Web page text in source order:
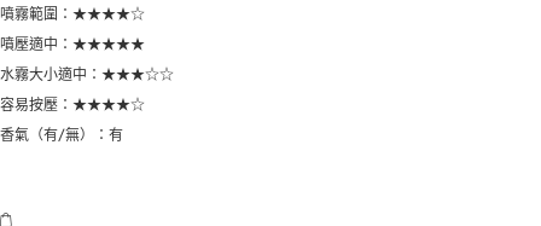
噴霧範圍：★★★★☆
噴壓適中：★★★★★
水霧大小適中：★★★☆☆
容易按壓：★★★★☆
香氣（有/無）：有